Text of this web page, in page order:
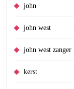
john
john west
john west zanger
kerst